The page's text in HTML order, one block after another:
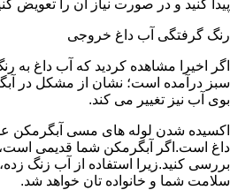
پیدا کنید و در صورت نیاز آن را تعویض
رنگ گرفتگی آب داغ خروجی
اگر اخیرا مشاهده کردید که آب داغ به
سبز درآمده است؛ نشان از مشکل در
بوی آب نیز تغییر می کند.
اکسیده شدن لوله های مسی آبگرمکن
داغ است.اگر آبگرمکن شما قدیمی
بررسی کنید.زیرا استفاده از آب زنگ
سلامت شما و خانواده تان خواهد شد.